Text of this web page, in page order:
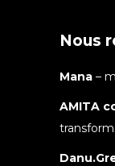
Nous
Mana –
AMITA